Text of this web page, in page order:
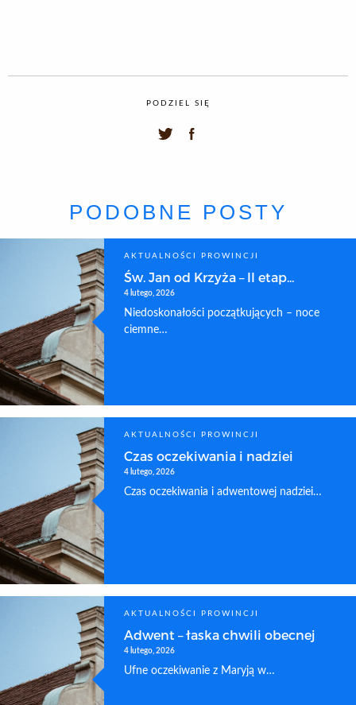
PODZIEL SIĘ
PODOBNE POSTY
AKTUALNOŚCI PROWINCJI
Św. Jan od Krzyża – II etap...
4 lutego, 2026
Niedoskonałości początkujących – noce
ciemne…
AKTUALNOŚCI PROWINCJI
Czas oczekiwania i nadziei
4 lutego, 2026
Czas oczekiwania i adwentowej nadziei…
AKTUALNOŚCI PROWINCJI
Adwent – łaska chwili obecnej
4 lutego, 2026
Ufne oczekiwanie z Maryją w…